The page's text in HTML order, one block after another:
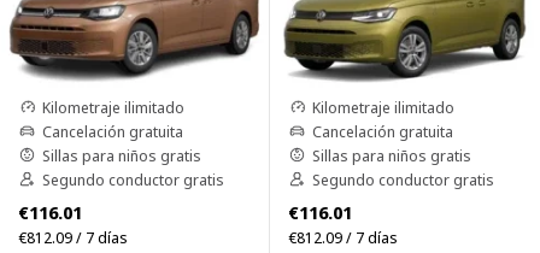
Kilometraje ilimitado
Cancelación gratuita
Sillas para niños gratis
Segundo conductor gratis
€116.01
€812.09 / 7 días
Kilometraje ilimitado
Cancelación gratuita
Sillas para niños gratis
Segundo conductor gratis
€116.01
€812.09 / 7 días